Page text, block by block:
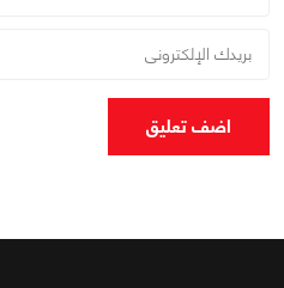
اضف تعليق